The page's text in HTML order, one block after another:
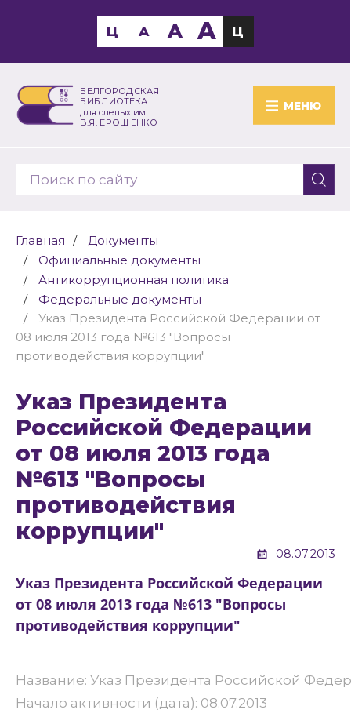
БЕЛГОРОДСКАЯ
БИБЛИОТЕКА
для слепых им.
В.Я. ЕРОШЕНКО
МЕНЮ
Ц A A A Ц
Главная
Документы
Официальные документы
Антикоррупционная политика
Федеральные документы
Указ Президента Российской Федерации от
08 июля 2013 года №613 "Вопросы
противодействия коррупции"
Указ Президента
Российской Федерации
от 08 июля 2013 года
№613 "Вопросы
противодействия
коррупции"
08.07.2013
Указ Президента Российской Федерации
от 08 июля 2013 года №613 "Вопросы
противодействия коррупции"
Название: Указ Президента Российской
Начало активности (дата): 08.07.2013